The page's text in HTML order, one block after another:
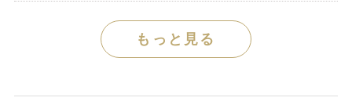
もっと見る